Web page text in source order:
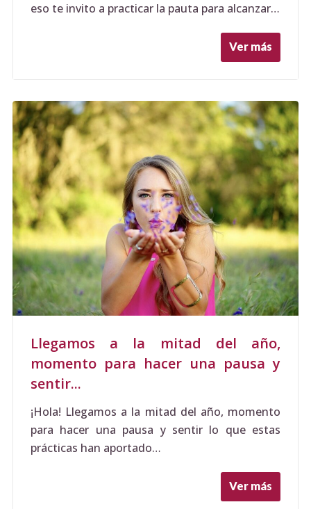
eso te invito a practicar la pauta para alcanzar…
Ver más
Llegamos a la mitad del año,
momento para hacer una pausa y
sentir...
¡Hola! Llegamos a la mitad del año, momento
para hacer una pausa y sentir lo que estas
prácticas han aportado…
Ver más